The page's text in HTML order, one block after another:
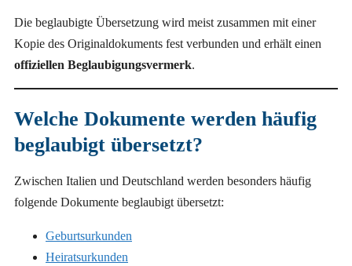
Die beglaubigte Übersetzung wird meist zusammen mit einer
Kopie des Originaldokuments fest verbunden und erhält einen
offiziellen Beglaubigungsvermerk.
Welche Dokumente werden häufig
beglaubigt übersetzt?
Zwischen Italien und Deutschland werden besonders häufig
folgende Dokumente beglaubigt übersetzt:
Geburtsurkunden
Heiratsurkunden